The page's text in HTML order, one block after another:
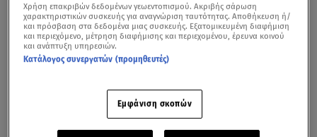
Χρήση επακριβών δεδομένων γεωεντοπισμού. Ακριβής σάρωση
χαρακτηριστικών συσκευής για αναγνώριση ταυτότητας. Αποθήκευση ή/
και πρόσβαση στα δεδομένα μιας συσκευής. Εξατομικευμένη διαφήμιση
και περιεχόμενο, μέτρηση διαφήμισης και περιεχομένου, έρευνα κοινού
και ανάπτυξη υπηρεσιών.
Κατάλογος συνεργατών (προμηθευτές)
Εμφάνιση σκοπών